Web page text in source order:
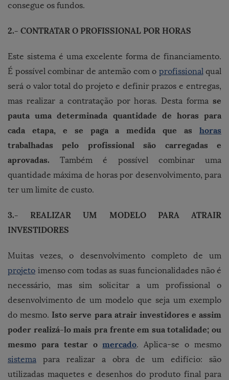
consegue os fundos.
2.- CONTRATAR O PROFISSIONAL POR HORAS
Este sistema é uma excelente forma de financiamento.
É possível combinar de antemão com o profissionalqual
será o valor total do projeto e definir prazos e entregas,
mas realizar a contratação por horas. Desta forma se
pauta uma determinada quantidade de horas para
cada etapa, e se paga a medida que as horas
trabalhadas pelo profissional são carregadas e
aprovadas. Também é possível combinar uma
quantidade máxima de horas por desenvolvimento, para
ter um limite de custo.
3.- REALIZAR UM MODELO PARA ATRAIR
INVESTIDORES
Muitas vezes, o desenvolvimento completo de um
projeto imenso com todas as suas funcionalidades não é
necessário, mas sim solicitar a um profissional o
desenvolvimento de um modelo que seja um exemplo
do mesmo. Isto serve para atrair investidores e assim
poder realizá-lo mais pra frente em sua totalidade; ou
mesmo para testar omercado. Aplica-se o mesmo
sistema para realizar a obra de um edifício: são
utilizadas maquetes e desenhos do produto final para